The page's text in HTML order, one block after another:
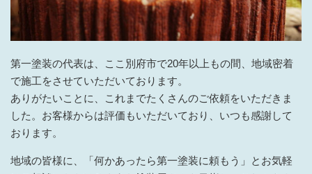
第一塗装の代表は、ここ別府市で20年以上もの間、地域密着
で施工をさせていただいております。
ありがたいことに、これまでたくさんのご依頼をいただきま
した。お客様からは評価もいただいており、いつも感謝して
おります。
地域の皆様に、「何かあったら第一塗装に頼もう」とお気軽